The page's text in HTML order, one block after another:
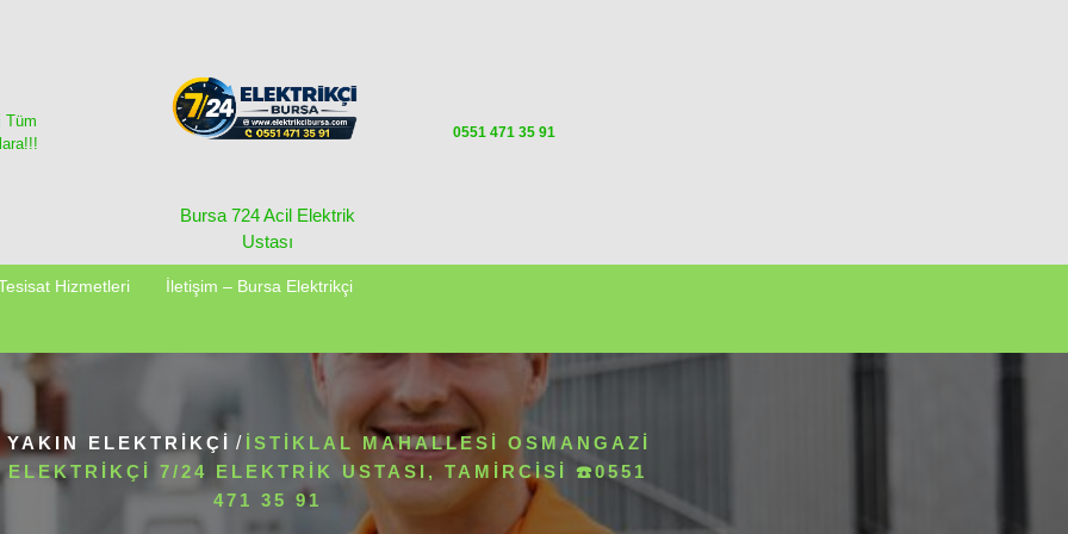
Tüm
Bursa 724 Acil Elektrik
Ustası
0551 471 35 91
Hizmetleri İletişim – Bursa Elektrikçi
YAKIN ELEKTRIKÇI / İSTIKLAL MAHALLESI OSMANGAZI
ELEKTRIKÇI 7/24 ELEKTRIK USTASI, TAMIRCISI ☎️0551
471 35 91